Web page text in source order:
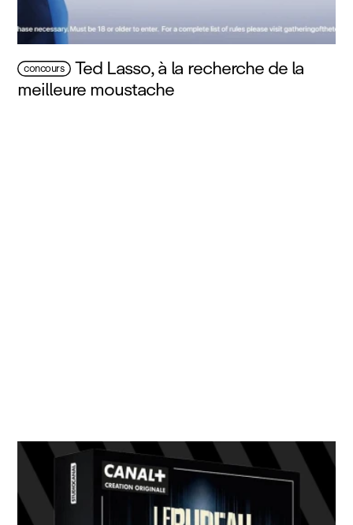
concours Ted Lasso, à la recherche de la
meilleure moustache